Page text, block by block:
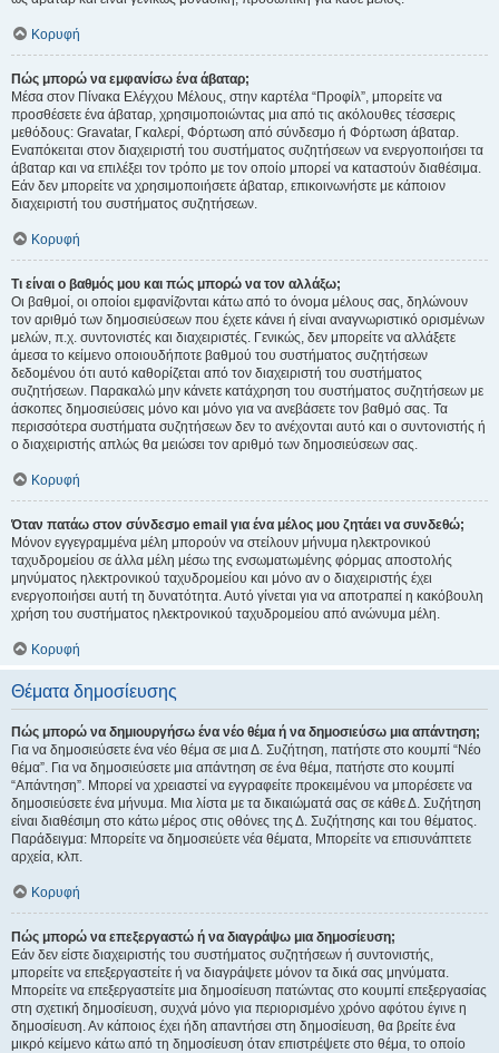
Κορυφή
Πώς μπορώ να εμφανίσω ένα άβαταρ;
Μέσα στον Πίνακα Ελέγχου Μέλους, στην καρτέλα “Προφίλ”, μπορείτε να
προσθέσετε ένα άβαταρ, χρησιμοποιώντας μια από τις ακόλουθες τέσσερις
μεθόδους: Gravatar, Γκαλερί, Φόρτωση από σύνδεσμο ή Φόρτωση άβαταρ.
Εναπόκειται στον διαχειριστή του συστήματος συζητήσεων να ενεργοποιήσει τα
άβαταρ και να επιλέξει τον τρόπο με τον οποίο μπορεί να καταστούν διαθέσιμα.
Εάν δεν μπορείτε να χρησιμοποιήσετε άβαταρ, επικοινωνήστε με κάποιον
διαχειριστή του συστήματος συζητήσεων.
Κορυφή
Τι είναι ο βαθμός μου και πώς μπορώ να τον αλλάξω;
Οι βαθμοί, οι οποίοι εμφανίζονται κάτω από το όνομα μέλους σας, δηλώνουν
τον αριθμό των δημοσιεύσεων που έχετε κάνει ή είναι αναγνωριστικό ορισμένων
μελών, π.χ. συντονιστές και διαχειριστές. Γενικώς, δεν μπορείτε να αλλάξετε
άμεσα το κείμενο οποιουδήποτε βαθμού του συστήματος συζητήσεων
δεδομένου ότι αυτό καθορίζεται από τον διαχειριστή του συστήματος
συζητήσεων. Παρακαλώ μην κάνετε κατάχρηση του συστήματος συζητήσεων με
άσκοπες δημοσιεύσεις μόνο και μόνο για να ανεβάσετε τον βαθμό σας. Τα
περισσότερα συστήματα συζητήσεων δεν το ανέχονται αυτό και ο συντονιστής ή
ο διαχειριστής απλώς θα μειώσει τον αριθμό των δημοσιεύσεων σας.
Κορυφή
Όταν πατάω στον σύνδεσμο email για ένα μέλος μου ζητάει να συνδεθώ;
Μόνον εγγεγραμμένα μέλη μπορούν να στείλουν μήνυμα ηλεκτρονικού
ταχυδρομείου σε άλλα μέλη μέσω της ενσωματωμένης φόρμας αποστολής
μηνύματος ηλεκτρονικού ταχυδρομείου και μόνο αν ο διαχειριστής έχει
ενεργοποιήσει αυτή τη δυνατότητα. Αυτό γίνεται για να αποτραπεί η κακόβουλη
χρήση του συστήματος ηλεκτρονικού ταχυδρομείου από ανώνυμα μέλη.
Κορυφή
Θέματα δημοσίευσης
Πώς μπορώ να δημιουργήσω ένα νέο θέμα ή να δημοσιεύσω μια απάντηση;
Για να δημοσιεύσετε ένα νέο θέμα σε μια Δ. Συζήτηση, πατήστε στο κουμπί “Νέο
θέμα”. Για να δημοσιεύσετε μια απάντηση σε ένα θέμα, πατήστε στο κουμπί
“Απάντηση”. Μπορεί να χρειαστεί να εγγραφείτε προκειμένου να μπορέσετε να
δημοσιεύσετε ένα μήνυμα. Μια λίστα με τα δικαιώματά σας σε κάθε Δ. Συζήτηση
είναι διαθέσιμη στο κάτω μέρος στις οθόνες της Δ. Συζήτησης και του θέματος.
Παράδειγμα: Μπορείτε να δημοσιεύετε νέα θέματα, Μπορείτε να επισυνάπτετε
αρχεία, κλπ.
Κορυφή
Πώς μπορώ να επεξεργαστώ ή να διαγράψω μια δημοσίευση;
Εάν δεν είστε διαχειριστής του συστήματος συζητήσεων ή συντονιστής,
μπορείτε να επεξεργαστείτε ή να διαγράψετε μόνον τα δικά σας μηνύματα.
Μπορείτε να επεξεργαστείτε μια δημοσίευση πατώντας στο κουμπί επεξεργασίας
στη σχετική δημοσίευση, συχνά μόνο για περιορισμένο χρόνο αφότου έγινε η
δημοσίευση. Αν κάποιος έχει ήδη απαντήσει στη δημοσίευση, θα βρείτε ένα
μικρό κείμενο κάτω από τη δημοσίευση όταν επιστρέψετε στο θέμα, το οποίο